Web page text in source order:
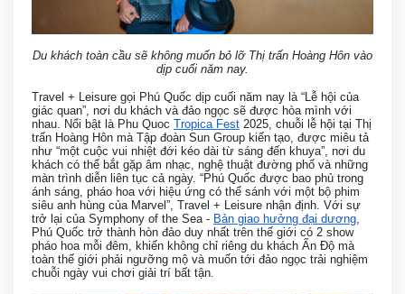
Du khách toàn cầu sẽ không muốn bỏ lỡ Thị trấn Hoàng Hôn vào
dịp cuối năm nay.
Travel + Leisure gọi Phú Quốc dịp cuối năm nay là “Lễ hội của
giác quan”, nơi du khách và đảo ngọc sẽ được hòa mình với
nhau. Nổi bật là Phu Quoc Tropica Fest 2025, chuỗi lễ hội tại Thị
trấn Hoàng Hôn mà Tập đoàn Sun Group kiến tạo, được miêu tả
như “một cuộc vui nhiệt đới kéo dài từ sáng đến khuya”, nơi du
khách có thể bắt gặp âm nhạc, nghệ thuật đường phố và những
màn trình diễn liên tục cả ngày. “Phú Quốc được bao phủ trong
ánh sáng, pháo hoa với hiệu ứng có thể sánh với một bộ phim
siêu anh hùng của Marvel”, Travel + Leisure nhận định. Với sự
trở lại của Symphony of the Sea - Bản giao hưởng đại dương
Phú Quốc trở thành hòn đảo duy nhất trên thế giới có 2 show
pháo hoa mỗi đêm, khiến không chỉ riêng du khách Ấn Độ mà
toàn thế giới phải ngưỡng mộ và muốn tới đảo ngọc trải nghiệm
chuỗi ngày vui chơi giải trí bất tận.